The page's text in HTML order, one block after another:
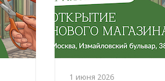
1 июня 2026